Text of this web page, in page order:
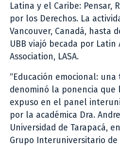
Latina y el Caribe: Pensar,
por los Derechos. La
Vancouver, Canadá, hasta
UBB viajó becada por Latin
Association, LASA.
“Educación emocional:
denominó la ponencia que
expuso en el panel
por la académica Dra.
Universidad de Tarapacá,
Grupo Interuniversitario de